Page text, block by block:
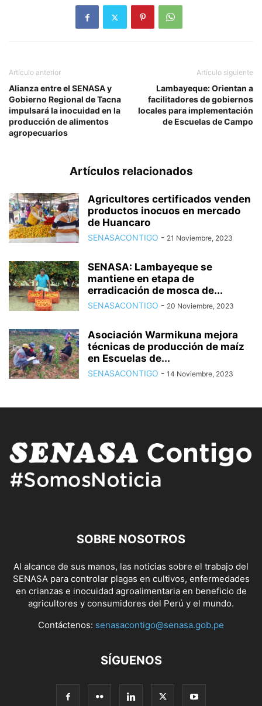
Artículo anterior
Alianza entre el SENASA y
Gobierno Regional de Tacna
impulsará la inocuidad en la
producción de alimentos
agropecuarios
Artículo siguiente
Lambayeque: Orientan a
facilitadores de gobiernos
locales para implementación
de Escuelas de Campo
Artículos relacionados
Agricultores certificados venden
productos inocuos en mercado
de Huancaro
SENASACONTIGO - 21 Noviembre, 2023
SENASA: Lambayeque se
mantiene en etapa de
erradicación de mosca de...
SENASACONTIGO - 20 Noviembre, 2023
Asociación Warmikuna mejora
técnicas de producción de maíz
en Escuelas de...
SENASACONTIGO - 14 Noviembre, 2023
SOBRE NOSOTROS
Al alcance de sus manos, las noticias sobre el trabajo del
SENASA para controlar plagas en cultivos, enfermedades
en crianzas e inocuidad agroalimentaria en beneficio de
agricultores y consumidores del Perú y el mundo.
Contáctenos: senasacontigo@senasa.gob.pe
SÍGUENOS